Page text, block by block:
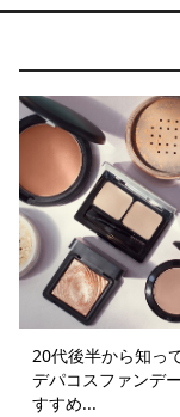
20代後半から知っ
デパコスファンデ
すすめ...